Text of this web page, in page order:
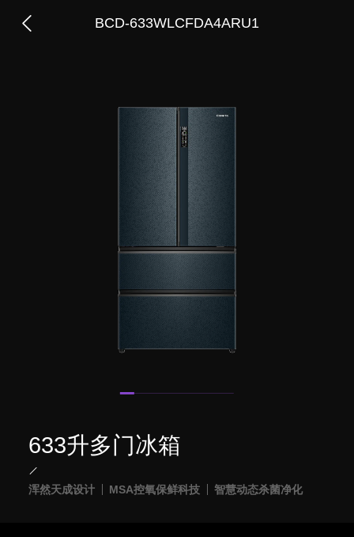
BCD-633WLCFDA4ARU1
633升多门冰箱
浑然天成设计 MSA控氧保鲜科技 智慧动态杀菌净化